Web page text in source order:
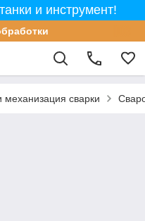
и инструмент!
механизация сварки